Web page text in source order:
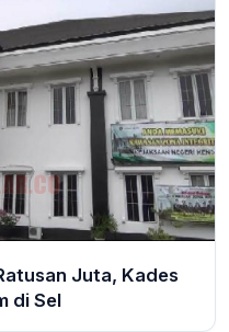
Juta, Kades
di Sel